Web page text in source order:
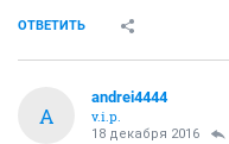
ОТВЕТИТЬ
A
andrei4444
v.i.p.
18 декабря 2016